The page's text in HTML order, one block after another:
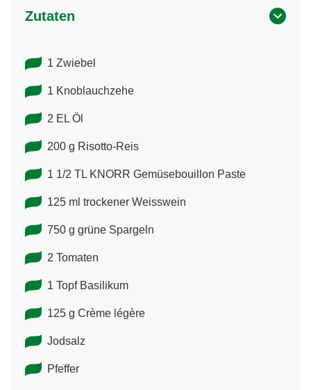
Zutaten
1 Zwiebel
1 Knoblauchzehe
2 EL Öl
200 g Risotto-Reis
1 1/2 TL KNORR Gemüsebouillon Paste
125 ml trockener Weisswein
750 g grüne Spargeln
2 Tomaten
1 Topf Basilikum
125 g Crème légère
Jodsalz
Pfeffer